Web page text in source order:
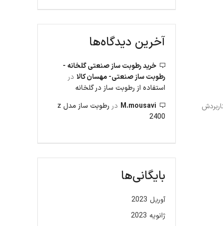
آخرین دیدگاه‌ها
خرید رطوبت ساز صنعتی گلخانه -
رطوبت ساز صنعتی- مهسان کالا در
استفاده از رطوبت ساز در گلخانه
M.mousavi در
رطوبت ساز مدل z
2400
بایگانی‌ها
آوریل 2023
ژانویه 2023